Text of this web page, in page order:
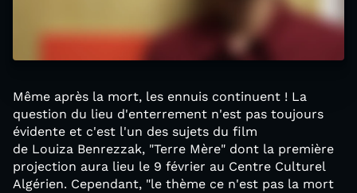
Même après la mort, les ennuis continuent ! La
question du lieu d'enterrement n'est pas toujours
évidente et c'est l'un des sujets du film
de Louiza Benrezzak, "Terre Mère" dont la première
projection aura lieu le 9 février au Centre Culturel
Algérien. Cependant, "le thème ce n'est pas la mort